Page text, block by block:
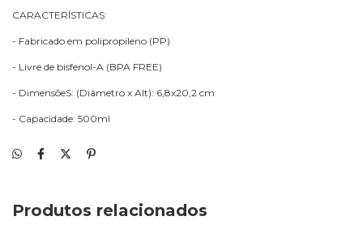
CARACTERÍSTICAS:
- Fabricado em polipropileno (PP)
- Livre de bisfenol-A (BPA FREE)
- DimensõeS: (Diâmetro x Alt): 6,8x20,2 cm
- Capacidade: 500ml
Produtos relacionados